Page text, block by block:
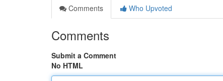
Comments
Who Upvoted
Comments
Submit a Comment
No HTML